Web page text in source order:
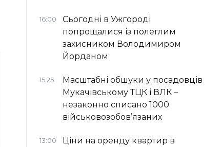
16:00
Сьогодні в Ужгороді
попрощалися із полеглим
захисником Володимиром
Йорданом
15:25
Масштабні обшуки у посадовців
Мукачівському ТЦК і ВЛК –
незаконно списано 1000
військовозобов’язаних
13:00
Ціни на оренду квартир в